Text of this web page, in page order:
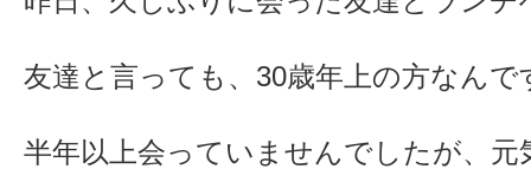
友達と言っても、30歳年上の方なんで
半年以上会っていませんでしたが、